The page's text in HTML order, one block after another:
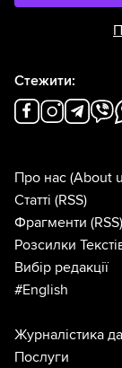
Стежити:
Про нас (About
Статті (RSS)
Фрагменти (RSS)
Розсилки
Вибір редакції
#English
Журналістика
Послуги